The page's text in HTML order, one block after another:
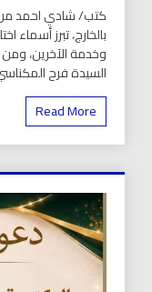
كتب/ شادي احمد من
بالخارج، تبرز
وخدمة الآخرين، ومن
السيدة فرح
Read More